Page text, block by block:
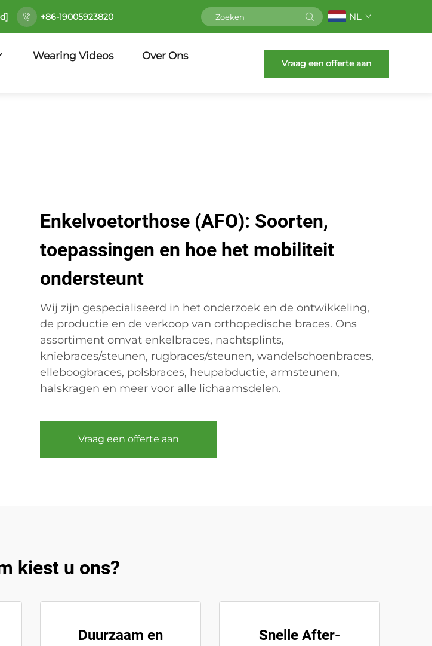
+86-19005923820 NL
Wearing Videos
Over Ons
Vraag een offerte aan
Enkelvoetorthose (AFO): Soorten,
toepassingen en hoe het mobiliteit
ondersteunt
Wij zijn gespecialiseerd in het onderzoek en de ontwikkeling,
de productie en de verkoop van orthopedische braces. Ons
assortiment omvat enkelbraces, nachtsplints,
kniebraces/steunen, rugbraces/steunen, wandelschoenbraces,
elleboogbraces, polsbraces, heupabductie, armsteunen,
halskragen en meer voor alle lichaamsdelen.
Vraag een offerte aan
kiest u ons?
Duurzaam en
Snelle After-